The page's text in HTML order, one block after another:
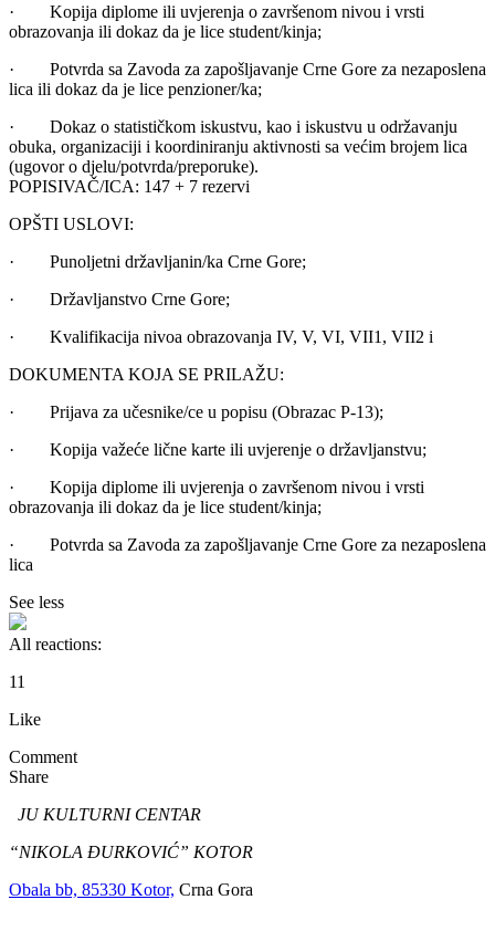
· Kopija diplome ili uvjerenja o završenom nivou i vrsti
obrazovanja ili dokaz da je lice student/kinja;
· Potvrda sa Zavoda za zapošljavanje Crne Gore za nezaposlena
lica ili dokaz da je lice penzioner/ka;
· Dokaz o statističkom iskustvu, kao i iskustvu u održavanju
obuka, organizaciji i koordiniranju aktivnosti sa većim brojem lica
(ugovor o djelu/potvrda/preporuke).
POPISIVAČ/ICA: 147 + 7 rezervi
OPŠTI USLOVI:
· Punoljetni državljanin/ka Crne Gore;
· Državljanstvo Crne Gore;
· Kvalifikacija nivoa obrazovanja IV, V, VI, VII1, VII2 i
DOKUMENTA KOJA SE PRILAŽU:
· Prijava za učesnike/ce u popisu (Obrazac P-13);
· Kopija važeće lične karte ili uvjerenje o državljanstvu;
· Kopija diplome ili uvjerenja o završenom nivou i vrsti
obrazovanja ili dokaz da je lice student/kinja;
· Potvrda sa Zavoda za zapošljavanje Crne Gore za nezaposlena
lica
See less
All reactions:
11
Like
Comment
Share
JU KULTURNI CENTAR
“NIKOLA ĐURKOVIĆ” KOTOR
Obala bb, 85330 Kotor, Crna Gora